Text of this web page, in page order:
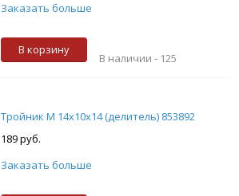
Заказать больше
В корзину
В наличии - 125
Тройник М 14х10х14 (делитель) 853892
189 руб.
Заказать больше